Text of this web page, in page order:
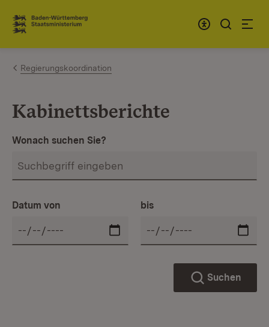
Zum Inhalt springen
Link zur Startseite
Regierungskoordination
Kabinettsberichte
Wonach suchen Sie?
Datum von bis
Suchen